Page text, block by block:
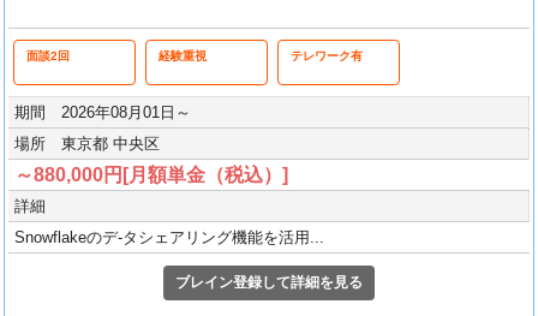
面談2回 経験重視 テレワーク有
期間 2026年08月01日～
場所 東京都 中央区
～880,000円[月額単金（税込）]
詳細
Snowflakeのデ-タシェアリング機能を活用...
ブレイン登録して詳細を見る